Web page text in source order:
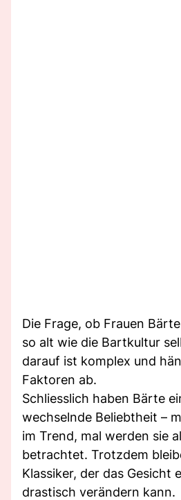
Die Frage, ob Frauen
so alt wie die Bartkultur
darauf ist komplex und
Faktoren ab.
Schliesslich haben Bärte
wechselnde Beliebtheit –
im Trend, mal werden sie
betrachtet. Trotzdem
Klassiker, der das Gesicht
drastisch verändern kann.